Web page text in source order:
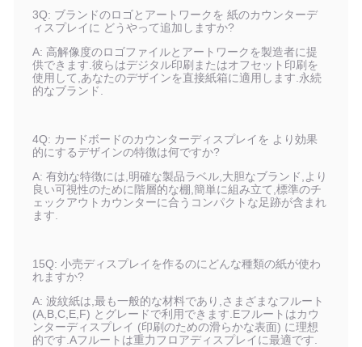
3Q: ブランドのロゴとアートワークを 紙のカウンターデ
ィスプレイに どうやって追加しますか?
A: 高解像度のロゴファイルとアートワークを製造者に提
供できます.彼らはデジタル印刷またはオフセット印刷を
使用して,あなたのデザインを直接紙箱に適用します.永続
的なブランド.
4Q: カードボードのカウンターディスプレイを より効果
的にするデザインの特徴は何ですか?
A: 有効な特徴には,明確な製品ラベル,大胆なブランド,より
良い可視性のために階層的な棚,簡単に組み立て,標準のチ
ェックアウトカウンターに合うコンパクトな足跡が含まれ
ます.
15Q: 小売ディスプレイを作るのにどんな種類の紙が使わ
れますか?
A: 波紋紙は,最も一般的な材料であり,さまざまなフルート
(A,B,C,E,F) とグレードで利用できます.Eフルートはカウ
ンターディスプレイ (印刷のための滑らかな表面) に理想
的です.Aフルートは重力フロアディスプレイに最適です.